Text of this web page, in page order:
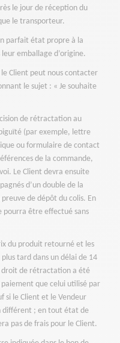
le jour de réception du
le transporteur.
parfait état propre à la
emballage d’origine.
Client peut nous contacter
le sujet : « Je souhaite
de rétractation au
(par exemple, lettre
ou formulaire de contact
de la commande,
Le Client devra ensuite
d’un double de la
de dépôt du colis. En
pourra être effectué sans
du produit retourné et les
tard dans un délai de 14
droit de rétractation a été
que celui utilisé par
si le Client et le Vendeur
différent ; en tout état de
pas de frais pour le Client.